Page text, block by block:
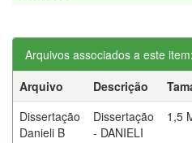
Arquivos associados a este item:
Arquivo
Descrição
Dissertação
Danieli B
Dissertação
- DANIELI
1,5